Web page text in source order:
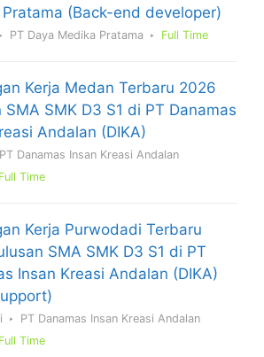
(Back-end developer)
PT Daya Medika Pratama Full Time
Kerja Medan Terbaru 2026
SMA SMK D3 S1 di PT Danamas
Andalan (DIKA)
PT Danamas Insan Kreasi Andalan
Full Time
Kerja Purwodadi Terbaru
SMA SMK D3 S1 di PT
Insan Kreasi Andalan (DIKA)
PT Danamas Insan Kreasi Andalan
Full Time